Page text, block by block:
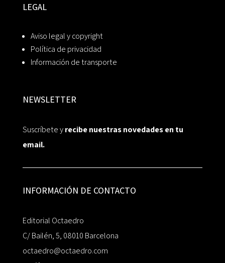
LEGAL
Aviso legal y copyright
Política de privacidad
Información de transporte
NEWSLETTER
Suscríbete yrecibe nuestras novedades en tu
email.
INFORMACIÓN DE CONTACTO
Editorial Octaedro
C/ Bailén, 5, 08010 Barcelona
octaedro@octaedro.com